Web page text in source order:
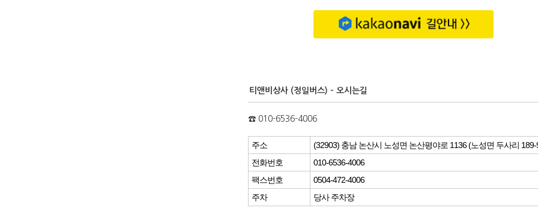
티앤비상사 (정일버스) - 오시는길
☎ 010-6536-4006
주소
(32903) 충남 논산시 노성면 논산평야로 1136 (노성면 두사리 189-
전화번호
010-6536-4006
팩스번호
0504-472-4006
주차
당사 주차장